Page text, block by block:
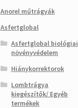
Anorel műtrágyák
Asfertglobal
Asfertglobal biológiai
növényvédelem
Hiánykorrektorok
Lombtrágya
kiegészítők/ Egyéb
termékek